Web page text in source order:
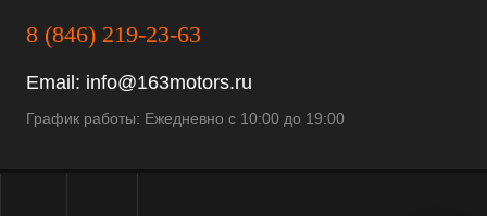
8 (846) 219-23-63
Email: info@163motors.ru
График работы: Ежедневно с 10:00 до 19:00